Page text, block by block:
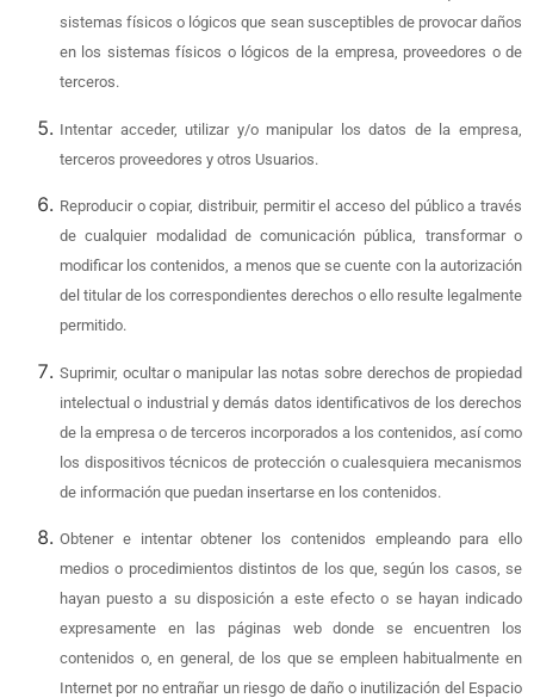
sistemas físicos o lógicos que sean susceptibles de provocar daños
en los sistemas físicos o lógicos de la empresa, proveedores o de
terceros.
Intentar acceder, utilizar y/o manipular los datos de la empresa,
terceros proveedores y otros Usuarios.
Reproducir o copiar, distribuir, permitir el acceso del público a través
de cualquier modalidad de comunicación pública, transformar o
modificar los contenidos, a menos que se cuente con la autorización
del titular de los correspondientes derechos o ello resulte legalmente
permitido.
Suprimir, ocultar o manipular las notas sobre derechos de propiedad
intelectual o industrial y demás datos identificativos de los derechos
de la empresa o de terceros incorporados a los contenidos, así como
los dispositivos técnicos de protección o cualesquiera mecanismos
de información que puedan insertarse en los contenidos.
Obtener e intentar obtener los contenidos empleando para ello
medios o procedimientos distintos de los que, según los casos, se
hayan puesto a su disposición a este efecto o se hayan indicado
expresamente en las páginas web donde se encuentren los
contenidos o, en general, de los que se empleen habitualmente en
Internet por no entrañar un riesgo de daño o inutilización del Espacio